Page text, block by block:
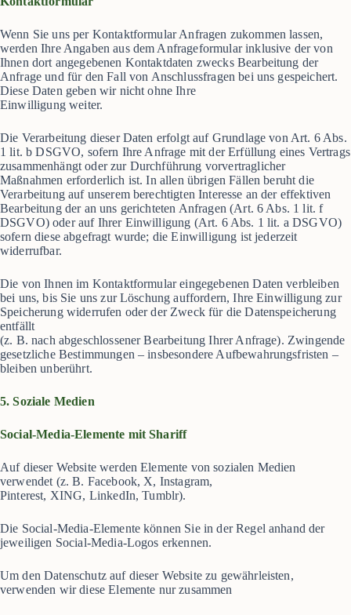
Wenn Sie uns per Kontaktformular Anfragen zukommen lassen,
werden Ihre Angaben aus dem Anfrageformular inklusive der von
Ihnen dort angegebenen Kontaktdaten zwecks Bearbeitung der
Anfrage und für den Fall von Anschlussfragen bei uns gespeichert.
Diese Daten geben wir nicht ohne Ihre
Einwilligung weiter.
Die Verarbeitung dieser Daten erfolgt auf Grundlage von Art. 6 Abs.
1 lit. b DSGVO, sofern Ihre Anfrage mit der Erfüllung eines Vertrags
zusammenhängt oder zur Durchführung vorvertraglicher
Maßnahmen erforderlich ist. In allen übrigen Fällen beruht die
Verarbeitung auf unserem berechtigten Interesse an der effektiven
Bearbeitung der an uns gerichteten Anfragen (Art. 6 Abs. 1 lit. f
DSGVO) oder auf Ihrer Einwilligung (Art. 6 Abs. 1 lit. a DSGVO)
sofern diese abgefragt wurde; die Einwilligung ist jederzeit
widerrufbar.
Die von Ihnen im Kontaktformular eingegebenen Daten verbleiben
bei uns, bis Sie uns zur Löschung auffordern, Ihre Einwilligung zur
Speicherung widerrufen oder der Zweck für die Datenspeicherung
entfällt
(z. B. nach abgeschlossener Bearbeitung Ihrer Anfrage). Zwingende
gesetzliche Bestimmungen – insbesondere Aufbewahrungsfristen –
bleiben unberührt.
5. Soziale Medien
Social-Media-Elemente mit Shariff
Auf dieser Website werden Elemente von sozialen Medien
verwendet (z. B. Facebook, X, Instagram,
Pinterest, XING, LinkedIn, Tumblr).
Die Social-Media-Elemente können Sie in der Regel anhand der
jeweiligen Social-Media-Logos erkennen.
Um den Datenschutz auf dieser Website zu gewährleisten,
verwenden wir diese Elemente nur zusammen